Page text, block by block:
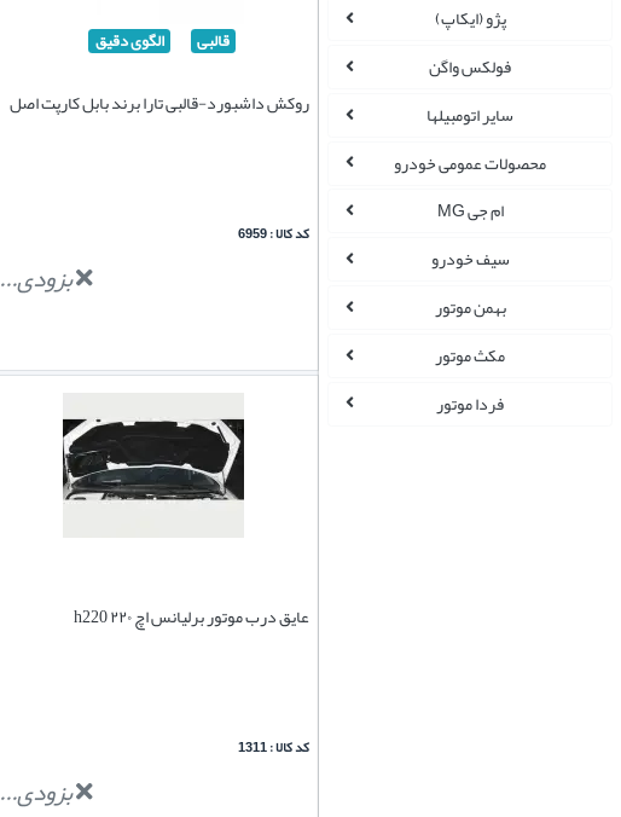
پژو (ایکاپ)
فولکس واگن
سایر اتومبیلها
محصولات عمومی خودرو
ام جی MG
سیف خودرو
بهمن موتور
مکث موتور
فردا موتور
قالبی الگوی دقیق
روکش داشبورد-قالبی تارا برند بابل کارپت اصل
کد کالا : 6959
بزودی...
عایق درب موتور برلیانس اچ ۲۲۰ h220
کد کالا : 1311
بزودی...